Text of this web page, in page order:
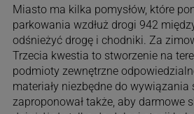
Miasto ma kilka pomysłów, które
parkowania wzdłuż drogi 942
odśnieżyć drogę i chodniki. Za
Trzecia kwestia to stworzenie na
podmioty zewnętrzne
materiały niezbędne do
zaproponował także, aby darmowe